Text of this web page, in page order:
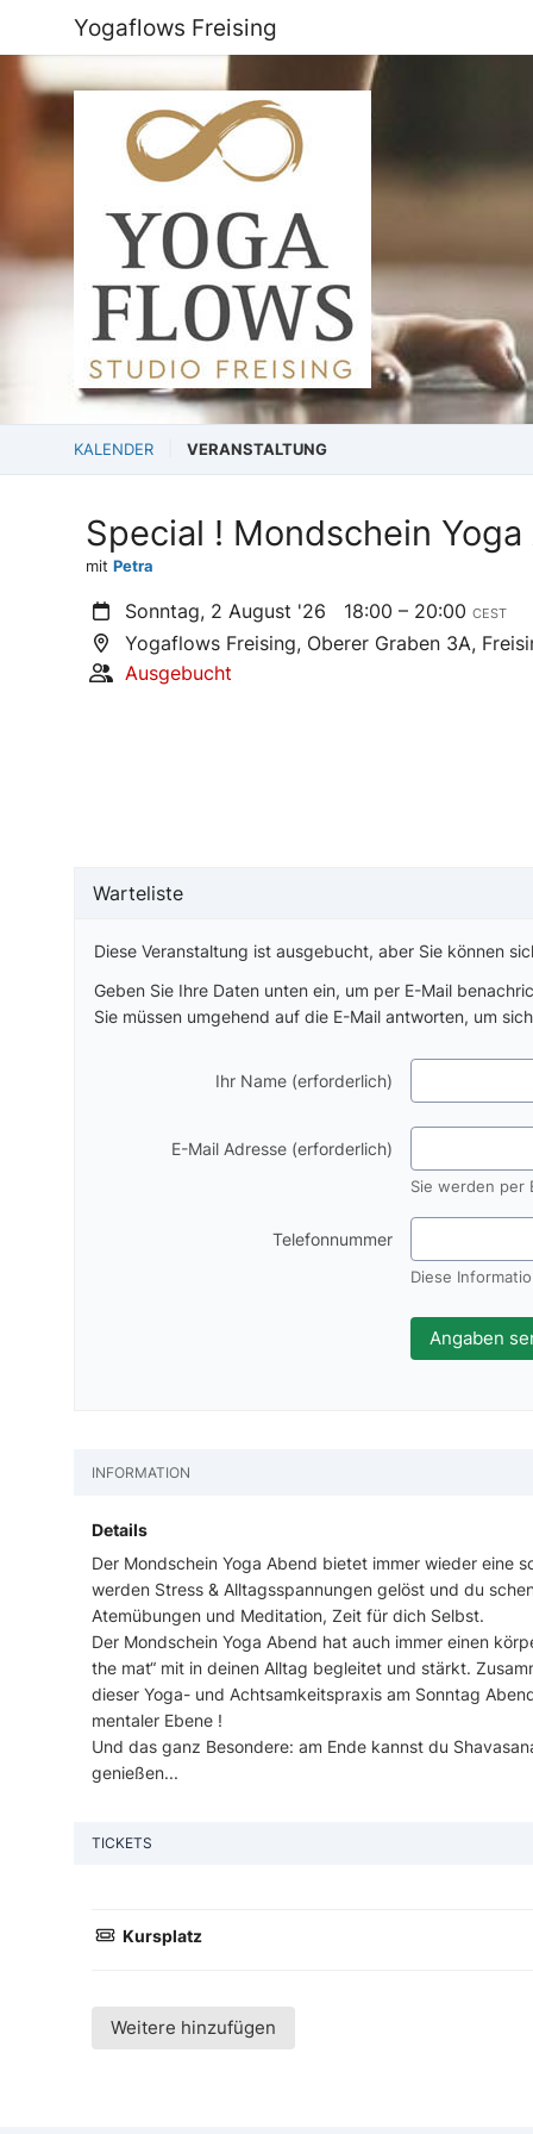
Yogaflows Freising
KALENDER VERANSTALTUNG
Special ! Mondschein
mit Petra
Sonntag, 2 August '26 18:00 – 20:00CEST
Yogaflows Freising, Oberer Graben 3A,
Ausgebucht
Warteliste
Diese Veranstaltung ist ausgebucht, aber Sie können
Geben Sie Ihre Daten unten ein, um per E-Mail
Sie müssen umgehend auf die E-Mail antworten, um
Ihr Name (erforderlich)
E-Mail Adresse (erforderlich)
Sie werden per
Telefonnummer
Diese
INFORMATION
Details
Der Mondschein Yoga Abend bietet immer wieder eine
werden Stress & Alltagsspannungen gelöst und du
Atemübungen und Meditation, Zeit für dich Selbst.
Der Mondschein Yoga Abend hat auch immer einen
the mat“ mit in deinen Alltag begleitet und stärkt.
dieser Yoga- und Achtsamkeitspraxis am Sonntag
mentaler Ebene !
Und das ganz Besondere: am Ende kannst du
genießen...
TICKETS
Kursplatz
Weitere hinzufügen